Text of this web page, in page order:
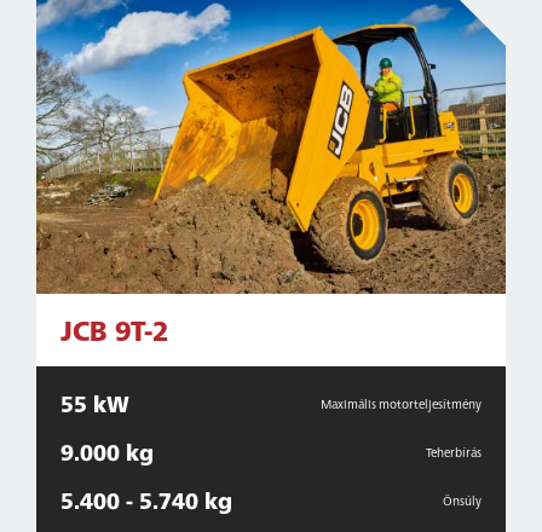
JCB 9T-2
55 kW Maximális motorteljesítmény
9.000 kg Teherbírás
5.400 - 5.740 kg Önsúly